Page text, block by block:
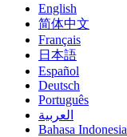
English
简体中文
Français
日本語
Español
Deutsch
Português
العربية
Bahasa Indonesia